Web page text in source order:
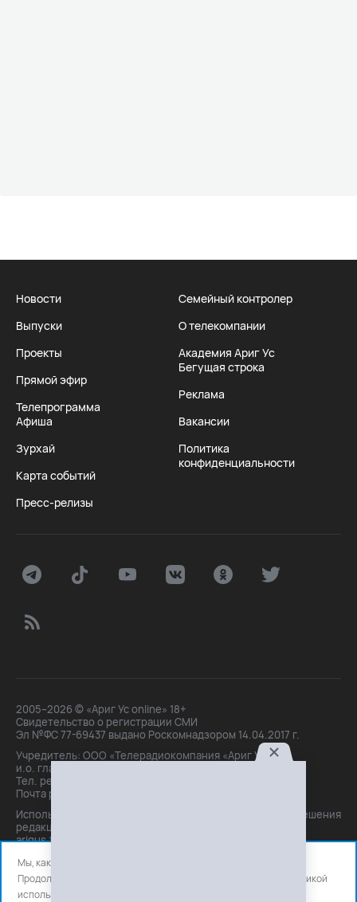
Новости
Выпуски
Проекты
Прямой эфир
Телепрограмма
Афиша
Зурхай
Карта событий
Пресс-релизы
Семейный контролер
О телекомпании
Академия Ариг Ус
Бегущая строка
Реклама
Вакансии
Политика
конфиденциальности
2005–2026 © «Ариг Ус online» 18+
Свидетельство о регистрации СМИ
Эл №ФС 77-69437 выдано Роскомнадзором 14.04.2017 г.
Учредитель: ООО «Телерадиокомпания «Ариг Ус»,
и.о. главного редактора: Маханова О.Б.
Тел. peдakции: +7(3012)21-30-14,
Почта peдakции: editor@arigus.tv
Использование материалов только с письменного разрешения
редакции. При цитировании прямая активная ссылка на
arigus.tv обязательна.
Мы, как и все используем файлы cookie и сервисы аналитики.
Продолжая использовать сайт, вы соглашаетесь с нашей
политикой
использования